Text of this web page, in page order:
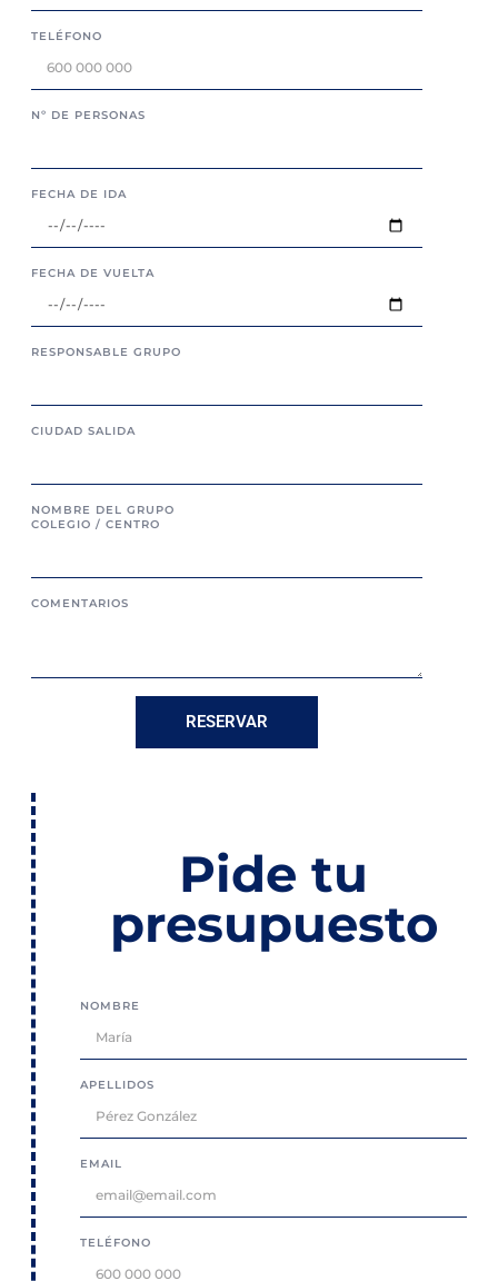
TELÉFONO
Nº DE PERSONAS
FECHA DE IDA
FECHA DE VUELTA
RESPONSABLE GRUPO
CIUDAD SALIDA
NOMBRE DEL GRUPO
COLEGIO / CENTRO
COMENTARIOS
RESERVAR
Pide tu
presupuesto
NOMBRE
APELLIDOS
EMAIL
TELÉFONO